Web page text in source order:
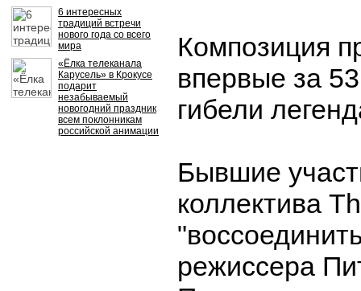
6 интересных
традиций встречи
нового года со всего
мира
«Ёлка телеканала
Карусель» в Крокусе
подарит
незабываемый
новогодний праздник
всем поклонникам
российской анимации
Композиция
впервые за
гибели
Бывшие
коллектива
режиссера